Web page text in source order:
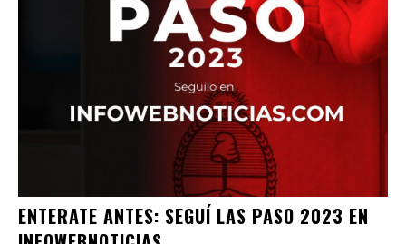
ENTERATE ANTES: SEGUÍ LAS PASO 2023 EN